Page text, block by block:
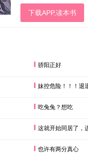
下载APP,读本书
骄阳正好
妹控危险！！！退
吃兔兔？想吃
这就开始同居了，
也许有两分真心